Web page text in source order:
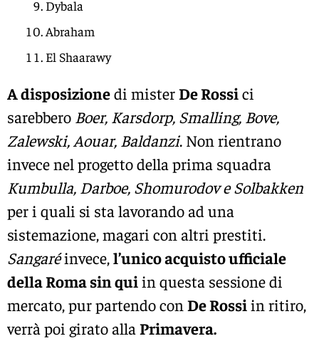
Dybala
Abraham
El Shaarawy
A disposizionedi misterDe Rossici
sarebbero Boer, Karsdorp, Smalling, Bove,
Zalewski, Aouar, Baldanzi. Non rientrano
invece nel progetto della prima squadra
Kumbulla, Darboe, Shomurodov e Solbakken
per i quali si sta lavorando ad una
sistemazione, magari con altri prestiti.
Sangaréinvece,l’unico acquisto ufficiale
della Roma sin quiin questa sessione di
mercato, pur partendo con De Rossiin ritiro,
verrà poi girato alla Primavera.